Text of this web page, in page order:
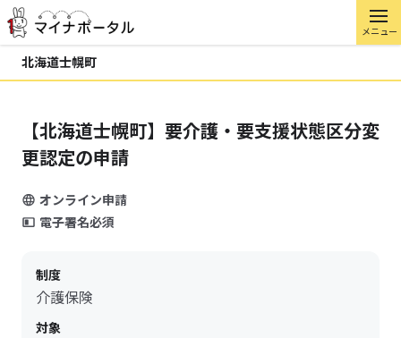
メニュー
北海道士幌町
【北海道士幌町】要介護・要支援状態区分変
更認定の申請
オンライン申請
電子署名必須
制度
介護保険
対象